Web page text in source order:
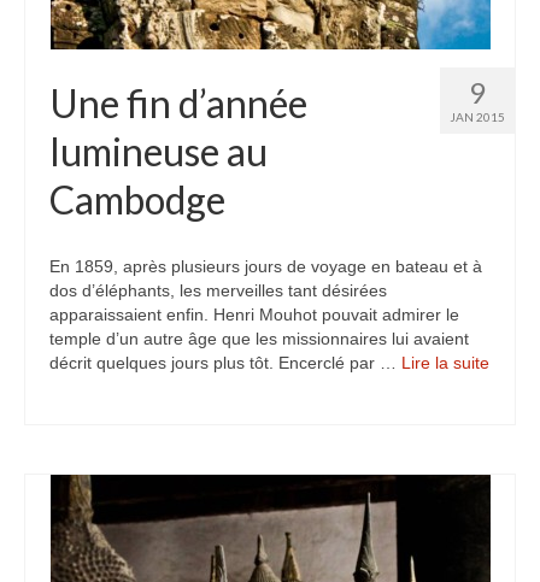
9
JAN 2015
Une fin d’année
lumineuse au
Cambodge
En 1859, après plusieurs jours de voyage en bateau et à
dos d’éléphants, les merveilles tant désirées
apparaissaient enfin. Henri Mouhot pouvait admirer le
temple d’un autre âge que les missionnaires lui avaient
décrit quelques jours plus tôt. Encerclé par … Lire la suite­­